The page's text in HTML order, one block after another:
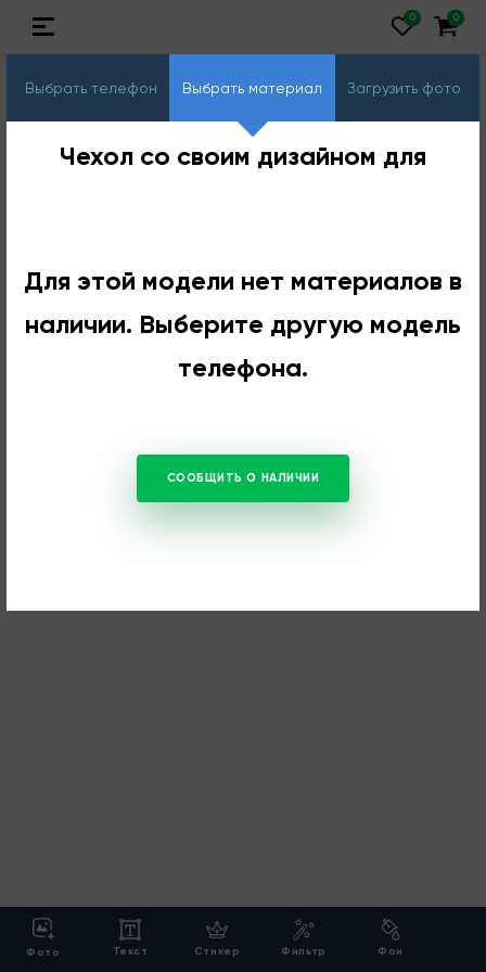
Выбрать телефон Выбрать материал Загрузить фото
Чехол со своим дизайном для
Для этой модели нет материалов в
наличии. Выберите другую модель
телефона.
СООБЩИТЬ О НАЛИЧИИ
Фото Текст Стикер Фильтр Фон